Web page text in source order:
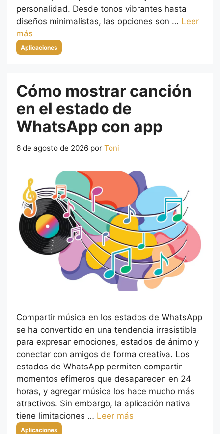
personalidad. Desde tonos vibrantes hasta
diseños minimalistas, las opciones son … Leer
más
Categorías
Aplicaciones
Cómo mostrar canción
en el estado de
WhatsApp con app
6 de agosto de 2026 por Toni
Compartir música en los estados de WhatsApp
se ha convertido en una tendencia irresistible
para expresar emociones, estados de ánimo y
conectar con amigos de forma creativa. Los
estados de WhatsApp permiten compartir
momentos efímeros que desaparecen en 24
horas, y agregar música los hace mucho más
atractivos. Sin embargo, la aplicación nativa
tiene limitaciones … Leer más
Categorías
Aplicaciones